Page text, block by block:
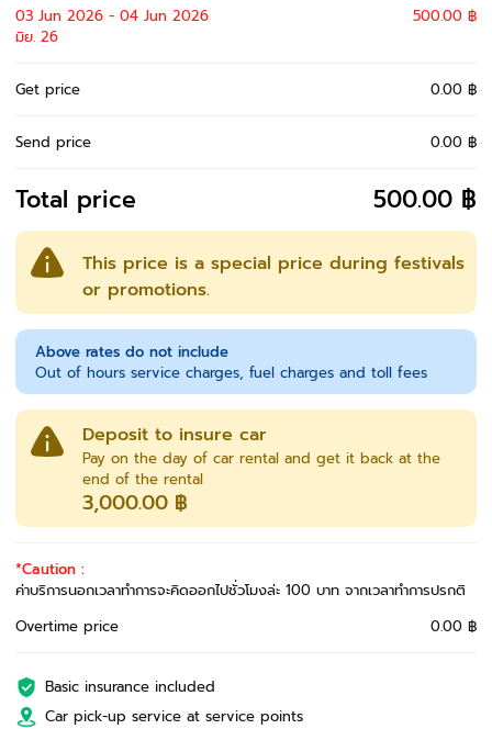
03 Jun 2026 - 04 Jun 2026
500.00 ฿
มิย. 26
Get price 0.00 ฿
Send price 0.00 ฿
Total price 500.00 ฿
This price is a special price during festivals
or promotions.
Above rates do not include
Out of hours service charges, fuel charges and toll fees
Deposit to insure car
Pay on the day of car rental and get it back at the
end of the rental
3,000.00 ฿
*Caution :
ค่าบริการนอกเวลาทำการจะคิดออกไปชั่วโมงล่ะ 100 บาท จากเวลาทำการปรกติ
Overtime price
0.00 ฿
Basic insurance included
Car pick-up service at service points